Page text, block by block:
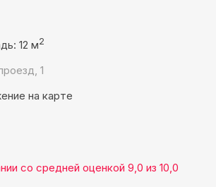
12 м2
1
на карте
со средней оценкой 9,0 из 10,0